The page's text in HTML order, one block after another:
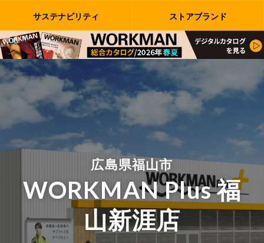
サステナビリティ ストアブランド
広島県福山市
WORKMAN Plus 福
山新涯店